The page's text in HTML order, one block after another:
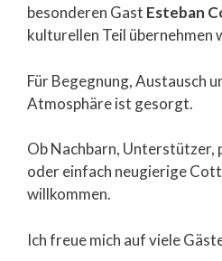
besonderen Gast Esteban
kulturellen Teil übernehmen
Für Begegnung, Austausch
Atmosphäre ist gesorgt.
Ob Nachbarn,
oder einfach neugierige
willkommen.
Ich freue mich auf viele